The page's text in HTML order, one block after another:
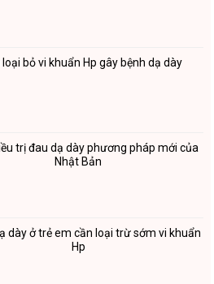
loại bỏ vi khuẩn Hp gây bệnh dạ dày
trị đau dạ dày phương pháp mới của
Nhật Bản
dày ở trẻ em cần loại trừ sớm vi khuẩn
Hp